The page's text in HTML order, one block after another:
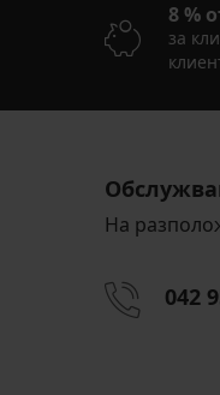
8 %
за
На
042